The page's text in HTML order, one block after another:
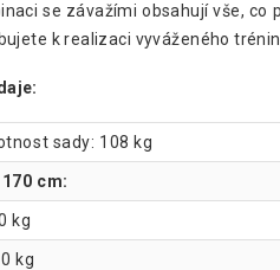
se závažími obsahují vše,
k realizaci vyváženého
sady: 108 kg
cm:
kg
kg